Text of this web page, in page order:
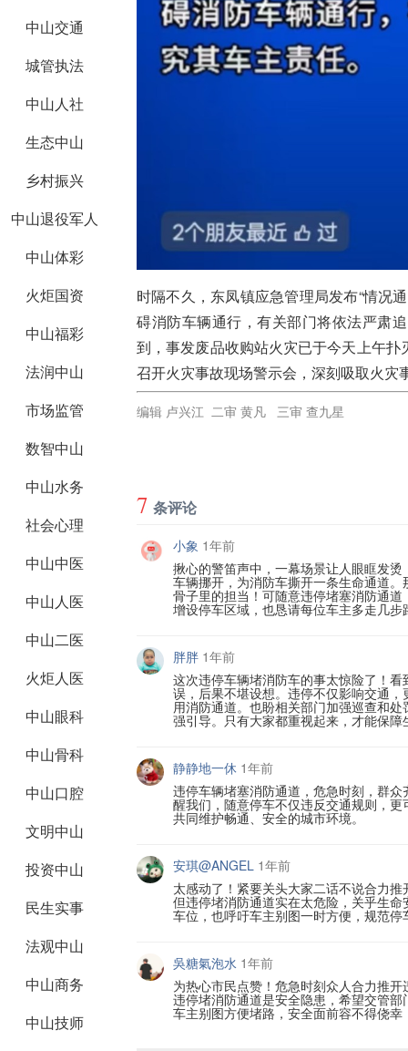
中山交通
城管执法
中山人社
生态中山
乡村振兴
中山退役军人
中山体彩
火炬国资
中山福彩
法润中山
市场监管
数智中山
中山水务
社会心理
中山中医
中山人医
中山二医
火炬人医
中山眼科
中山骨科
中山口腔
文明中山
投资中山
民生实事
法观中山
中山商务
中山技师
时隔不久，东凤镇应急管理局发布“情况
碍消防车辆通行，有关部门将依法严肃
到，事发废品收购站火灾已于今天上午
召开火灾事故现场警示会，深刻吸取火灾
编辑 卢兴江 二审 黄凡 三审 查九星
7 条评论
小象 1年前
揪心的警笛声中，一幕场景让人眼眶发
车辆挪开，为消防车撕开一条生命通道
骨子里的担当！可随意违停堵塞消防通
增设停车区域，也恳请每位车主多走几
胖胖 1年前
这次违停车辆堵消防车的事太惊险了！
误，后果不堪设想。违停不仅影响交通
用消防通道。也盼相关部门加强巡查和
强引导。只有大家都重视起来，才能保
静静地一休 1年前
违停车辆堵塞消防通道，危急时刻，群
醒我们，随意停车不仅违反交通规则，
共同维护畅通、安全的城市环境。
安琪@ANGEL 1年前
太感动了！紧要关头大家二话不说合力
但违停堵消防通道实在太危险，关乎生
车位，也呼吁车主别图一时方便，规范
吳糖氣泡水 1年前
为热心市民点赞！危急时刻众人合力推
违停堵消防通道是安全隐患，希望交管
车主别图方便堵路，安全面前容不得侥